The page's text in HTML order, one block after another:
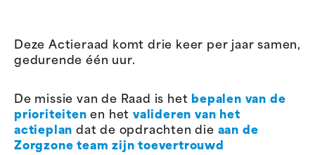
Deze Actieraad komt drie keer per jaar samen,
gedurende één uur.
De missie van de Raad is het bepalen van de
prioriteiten en hetvalideren van het
actieplan dat de opdrachten die aan de
Zorgzone team zijn toevertrouwd